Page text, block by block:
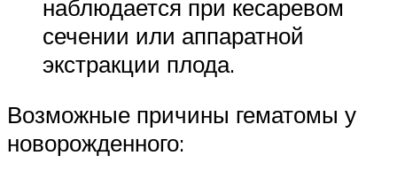
наблюдается при кесаревом
сечении или аппаратной
экстракции плода.
Возможные причины гематомы у
новорожденного: